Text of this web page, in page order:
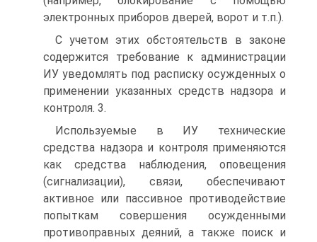
электронных приборов дверей, ворот и т.п.).
С учетом этих обстоятельств в законе
содержится требование к администрации
ИУ уведомлять под расписку осужденных о
применении указанных средств надзора и
контроля. 3.
Используемые в ИУ технические
средства надзора и контроля применяются
как средства наблюдения, оповещения
(сигнализации), связи, обеспечивают
активное или пассивное противодействие
попыткам совершения осужденными
противоправных деяний, а также поиск и